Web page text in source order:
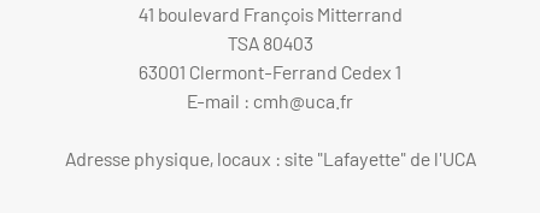
41 boulevard François Mitterrand
TSA 80403
63001 Clermont-Ferrand Cedex 1
E-mail : cmh@uca.fr
Adresse physique, locaux : site "Lafayette" de l'UCA